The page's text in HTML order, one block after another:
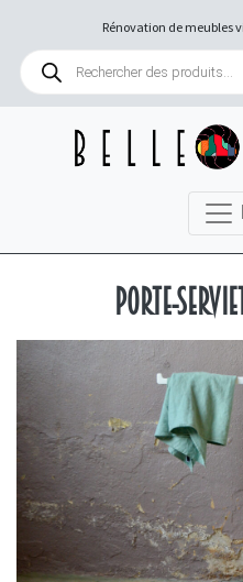
Rénovation de meubles
Recherche
produits
Porte-